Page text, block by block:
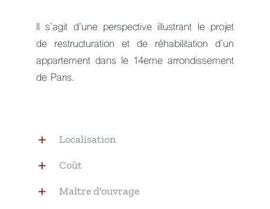
Il s’agit d’une perspective illustrant le projet
de restructuration et de réhabilitation d’un
appartement dans le 14eme arrondissement
de Paris.
Localisation
Coût
Maître d'ouvrage